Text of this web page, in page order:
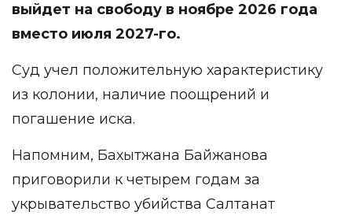
выйдет на свободу в ноябре 2026 года
вместо июля 2027-го.
Суд учел положительную характеристику
из колонии, наличие поощрений и
погашение иска.
Напомним, Бахытжана Байжанова
приговорили к четырем годам за
укрывательство убийства Салтанат